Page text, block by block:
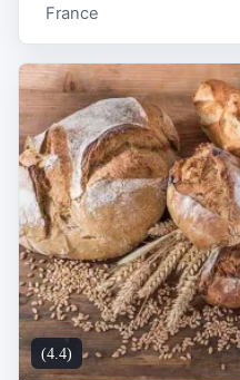
France
(4.4)